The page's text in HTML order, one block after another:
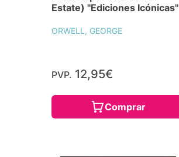
Estate) "Ediciones Icónicas"
ORWELL, GEORGE
PVP. 12,95€
Comprar